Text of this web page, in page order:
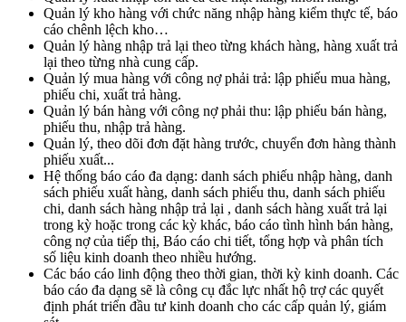
Quản lý kho hàng với chức năng nhập hàng kiểm thực tế, báo
cáo chênh lệch kho…
Quản lý hàng nhập trả lại theo từng khách hàng, hàng xuất trả
lại theo từng nhà cung cấp.
Quản lý mua hàng với công nợ phải trả: lập phiếu mua hàng,
phiếu chi, xuất trả hàng.
Quản lý bán hàng với công nợ phải thu: lập phiếu bán hàng,
phiếu thu, nhập trả hàng.
Quản lý, theo dõi đơn đặt hàng trước, chuyển đơn hàng thành
phiếu xuất...
Hệ thống báo cáo đa dạng: danh sách phiếu nhập hàng, danh
sách phiếu xuất hàng, danh sách phiếu thu, danh sách phiếu
chi, danh sách hàng nhập trả lại , danh sách hàng xuất trả lại
trong kỳ hoặc trong các kỳ khác, báo cáo tình hình bán hàng,
công nợ của tiếp thị, Báo cáo chi tiết, tổng hợp và phân tích
số liệu kinh doanh theo nhiều hướng.
Các báo cáo linh động theo thời gian, thời kỳ kinh doanh. Các
báo cáo đa dạng sẽ là công cụ đắc lực nhất hộ trợ các quyết
định phát triển đầu tư kinh doanh cho các cấp quản lý, giám